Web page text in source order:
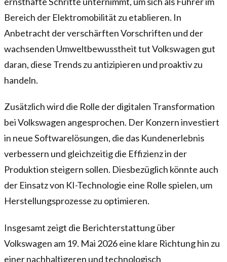
Bereich der Elektromobilität zu etablieren. In
Anbetracht der verschärften Vorschriften und der
wachsenden Umweltbewusstheit tut Volkswagen gut
daran, diese Trends zu antizipieren und proaktiv zu
handeln.
Zusätzlich wird die Rolle der digitalen Transformation
bei Volkswagen angesprochen. Der Konzern investiert
in neue Softwarelösungen, die das Kundenerlebnis
verbessern und gleichzeitig die Effizienz in der
Produktion steigern sollen. Diesbezüglich könnte auch
der Einsatz von KI-Technologie eine Rolle spielen, um
Herstellungsprozesse zu optimieren.
Insgesamt zeigt die Berichterstattung über
Volkswagen am 19. Mai 2026 eine klare Richtung hin zu
einer nachhaltigeren und technologisch